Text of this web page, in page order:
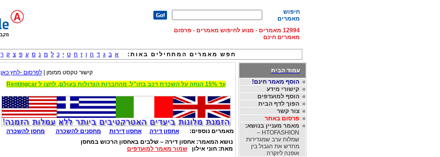
חיפוש
מאמרים
12994 מאמרים - מנוע לחיפוש מאמרים - פרסום
מאמרים חינם
חפש מאמרים המתחילים באות: א ב ג ד ה ו ז ח ט י כ ל מ נ ס ע פ צ ק ר
עמוד הבית
»הוסף מאמר חינם!
»קישורי מידע
»הוסף למועדפים
»הפוך לדף הבית
»צור קשר
»פרסום באתר
» מאמר מעניין בנושא:
HTOFASHION –
שמלות ערב שמגדירות
מחדש את הגבול בין
אופנה ליוקרה
קישור טקסט ממומן |לפרסום -לחץ כאן
עד 15% הנחה על השכרת רכב בחו"ל, מהחברות הגדולות בעולם, לחצו ל Rentingcar
מאמרים נוספים: אחסון דירה אחסון דירות מחסנים להשכרה
מחסן להשכרה
נושא המאמר:אחסון דירה – שלבים באחסון הרכוש במחסן
מאת:חוני אילוןשמור מאמר למועדפים